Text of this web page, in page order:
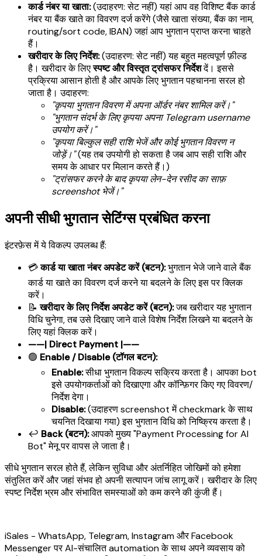
कार्ड नंबर या खाता:(उदाहरण: सेट नहीं) यहां आप वह विशिष्ट बैंक कार्ड
नंबर या बैंक खाते का विवरण दर्ज करेंगे (जैसे खाता संख्या, बैंक का नाम,
routing/sort code, IBAN) जहां आप भुगतान प्राप्त करना चाहते
हैं।
खरीदार के लिए निर्देश:(उदाहरण: सेट नहीं) यह बहुत महत्वपूर्ण फ़ील्ड
है। खरीदार के लिएस्पष्ट और विस्तृत ट्रांसफर निर्देशदें। इससे
प्रक्रिया आसान होती है और आपके लिए भुगतान पहचानना सरल हो
जाता है। उदाहरण:
"कृपया भुगतान विवरण में अपना ऑर्डर नंबरशामिल करें।"
"भुगतान संदर्भ के लिए कृपया अपना Telegram username
उपयोग करें।"
"कृपया बिल्कुल सही राशि भेजें और कोई भुगतान विवरण न
जोड़ें।"(यह तब उपयोगी हो सकता है जब आप सही राशि और
समय के आधार पर मिलान करते हैं।)
"ट्रांसफर करने के बाद कृपया लेन-देन रसीद का साफ़
screenshot भेजें।"
अपनी सीधी भुगतान सेटिंग्स प्रबंधित करना
इंटरफ़ेस में ये विकल्प उपलब्ध हैं:
💳कार्ड या खाता नंबर अपडेट करें (बटन):भुगतान भेजे जाने वाले बैंक
कार्ड या खाते का विवरण दर्ज करने या बदलने के लिए इस पर क्लिक
करें।
📝खरीदार के लिए निर्देश अपडेट करें (बटन):जब खरीदार यह भुगतान
विधि चुनेगा, तब उसे दिखाए जाने वाले विशेष निर्देश लिखने या बदलने के
लिए यहां क्लिक करें।
——| Direct Payment |——
🟢 Enable / Disable (टॉगल बटन):
Enable:सीधा भुगतान विकल्प सक्रिय करता है। आपका bot
इसे उपयोगकर्ताओं को दिखाएगा और कॉन्फ़िगर किए गए विवरण/
निर्देश देगा।
Disable:(उदाहरण screenshot में checkmark के साथ
चयनित दिखाया गया) इस भुगतान विधि को निष्क्रिय करता है।
↩️ Back (बटन):आपको मुख्य "Payment Processing for AI
Bot" मेनू पर वापस ले जाता है।
सीधे भुगतान सरल होते हैं, लेकिन सुविधा और अंतर्निहित जोखिमों को हमेशा
संतुलित करें और जहां संभव हो अपनी सत्यापन जांच लागू करें। खरीदार के लिए
स्पष्ट निर्देश भ्रम और संभावित समस्याओं को कम करने की कुंजी हैं।
iSales - WhatsApp, Telegram, Instagram और Facebook
Messenger पर AI-संचालित automation के साथ अपने व्यवसाय को